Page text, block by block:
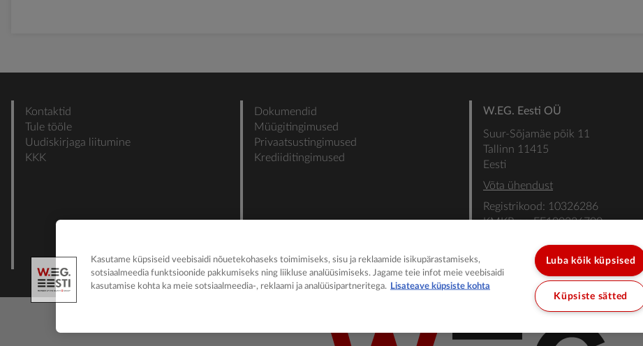
Kontaktid
Tule tööle
Uudiskirjaga liitumine
KKK
Dokumendid
Müügitingimused
Privaatsustingimused
Krediiditingimused
W.EG. Eesti OÜ
Suur-Sõjamäe põik 11
Tallinn 11415
Eesti
Võta ühendust
Registrikood: 10326286
KMKR nr: EE100336700
SWIFT: EEUHEE2X
Kasutame küpsiseid veebisaidi nõuetekohaseks toimimiseks, sisu ja reklaamide isikupärastamiseks,
sotsiaalmeedia funktsioonide pakkumiseks ning liikluse analüüsimiseks. Jagame teie infot meie veebisaidi
kasutamise kohta ka meie sotsiaalmeedia-, reklaami ja analüüsipartneritega.
Lisateave küpsiste kohta
Luba kõik küpsised
Küpsiste sätted